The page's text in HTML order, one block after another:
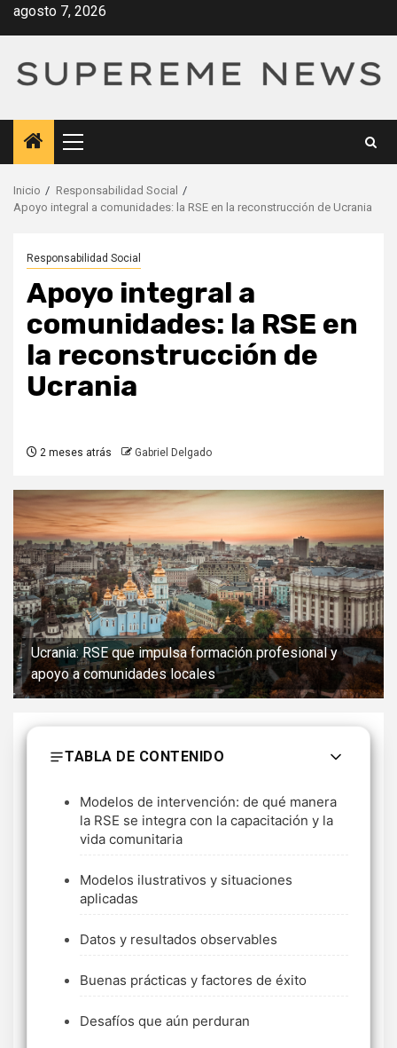
Saltar
agosto 7, 2026
Menú
principal
Inicio
Responsabilidad Social
Apoyo integral a comunidades: la RSE en la reconstrucción de Ucrania
Responsabilidad Social
Apoyo integral a
comunidades: la RSE en
la reconstrucción de
Ucrania
2 meses atrás Gabriel Delgado
Ucrania: RSE que impulsa formación profesional y
apoyo a comunidades locales
TABLA DE CONTENIDO
Modelos de intervención: de qué manera
la RSE se integra con la capacitación y la
vida comunitaria
Modelos ilustrativos y situaciones
aplicadas
Datos y resultados observables
Buenas prácticas y factores de éxito
Desafíos que aún perduran